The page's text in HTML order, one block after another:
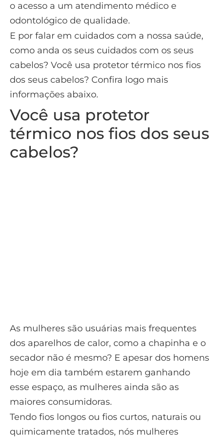
o acesso a um atendimento médico e
odontológico de qualidade.
E por falar em cuidados com a nossa saúde,
como anda os seus cuidados com os seus
cabelos? Você usa protetor térmico nos fios
dos seus cabelos? Confira logo mais
informações abaixo.
Você usa protetor
térmico nos fios dos seus
cabelos?
precisamos estar em dia com o uso do
protetor térmico.
Proteção térmica
O nome já diz, ele protege os nossos fios do
calor excessivo da chapinha e do secador.
Esse calor não faz bem ao nosso cabelo, e
pode resseca-lo em poucos usos.